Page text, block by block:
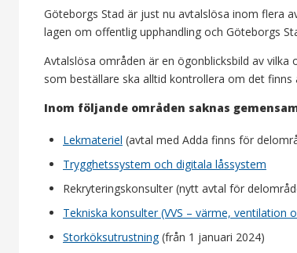
Göteborgs Stad är just nu avtalslösa inom flera
lagen om offentlig upphandling och Göteborgs
Avtalslösa områden är en ögonblicksbild av
som beställare ska alltid kontrollera om det
Inom följande områden saknas
Lekmateriel (avtal med Adda finns för
Trygghetssystem och digitala låssystem
Rekryteringskonsulter (nytt avtal för
Tekniska konsulter (VVS – värme, ventilation
Storköksutrustning(från 1 januari 2024)